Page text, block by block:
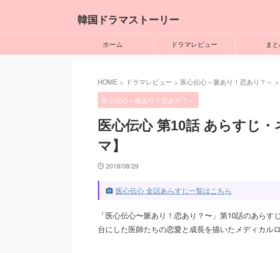
韓国ドラマストーリー
ホーム ドラマレビュー ま
HOME > ドラマレビュー > 医心伝心～脈あり！恋あり？～ >
医心伝心～脈あり！恋あり？～
医心伝心 第10話 あらすじ
マ】
2018/08/29
医心伝心 全話あらすじ一覧はこちら
「医心伝心〜脈あり！恋あり？〜」第10話のあら
台にした医師たちの恋愛と成長を描いたメディカルロ